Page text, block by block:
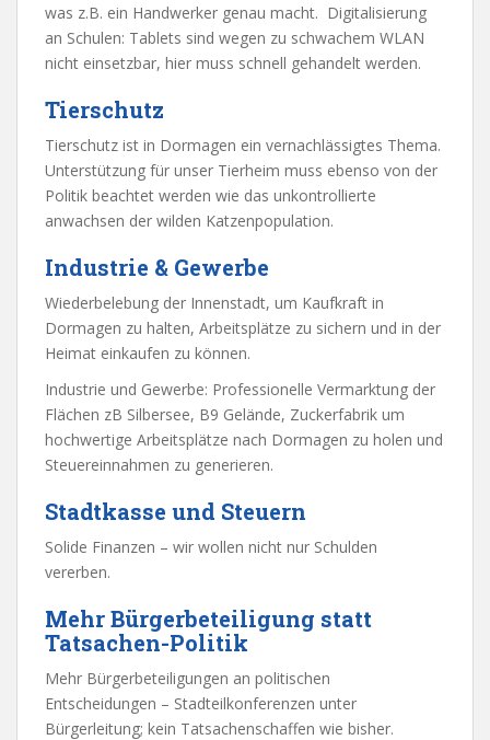
was z.B. ein Handwerker genau macht. Digitalisierung
an Schulen: Tablets sind wegen zu schwachem WLAN
nicht einsetzbar, hier muss schnell gehandelt werden.
Tierschutz
Tierschutz ist in Dormagen ein vernachlässigtes Thema.
Unterstützung für unser Tierheim muss ebenso von der
Politik beachtet werden wie das unkontrollierte
anwachsen der wilden Katzenpopulation.
Industrie & Gewerbe
Wiederbelebung der Innenstadt, um Kaufkraft in
Dormagen zu halten, Arbeitsplätze zu sichern und in der
Heimat einkaufen zu können.
Industrie und Gewerbe: Professionelle Vermarktung der
Flächen zB Silbersee, B9 Gelände, Zuckerfabrik um
hochwertige Arbeitsplätze nach Dormagen zu holen und
Steuereinnahmen zu generieren.
Stadtkasse und Steuern
Solide Finanzen – wir wollen nicht nur Schulden
vererben.
Mehr Bürgerbeteiligung statt
Tatsachen-Politik
Mehr Bürgerbeteiligungen an politischen
Entscheidungen – Stadteilkonferenzen unter
Bürgerleitung; kein Tatsachenschaffen wie bisher.